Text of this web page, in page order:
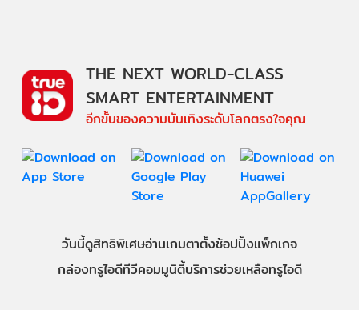
THE NEXT WORLD-CLASS
SMART ENTERTAINMENT
อีกขั้นของความบันเทิงระดับโลกตรงใจคุณ
วันนี้ดูสิทธิพิเศษอ่านเกมตาตั้งช้อปปิ้งแพ็กเกจ
กล่องทรูไอดีทีวีคอมมูนิตี้บริการช่วยเหลือทรูไอดี